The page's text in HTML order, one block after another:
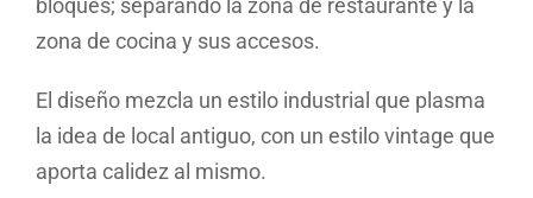
bloques; separando la zona de restaurante y la
zona de cocina y sus accesos.
El diseño mezcla un estilo industrial que plasma
la idea de local antiguo, con un estilo vintage que
aporta calidez al mismo.